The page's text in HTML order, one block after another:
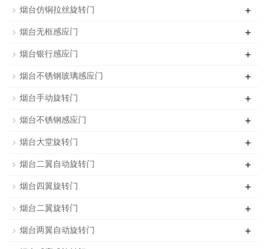
烟台仿铜拉丝旋转门 +
烟台无框感应门 +
烟台银行感应门 +
烟台不锈钢玻璃感应门 +
烟台手动旋转门 +
烟台不锈钢感应门 +
烟台大堂旋转门 +
烟台二翼自动旋转门 +
烟台四翼旋转门 +
烟台二翼旋转门 +
烟台两翼自动旋转门 +